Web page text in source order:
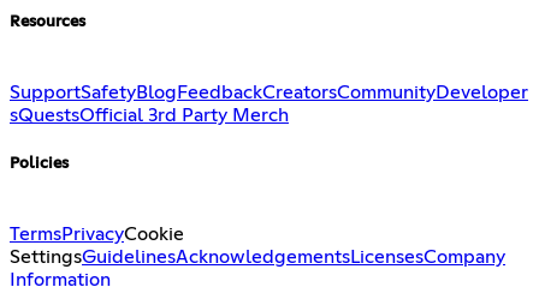
Resources
SupportSafetyBlog FeedbackCreatorsCommunityDeveloper
sQuestsOfficial 3rd Party Merch
Policies
TermsPrivacyCookie
SettingsGuidelinesAcknowledgementsLicensesCompany
Information